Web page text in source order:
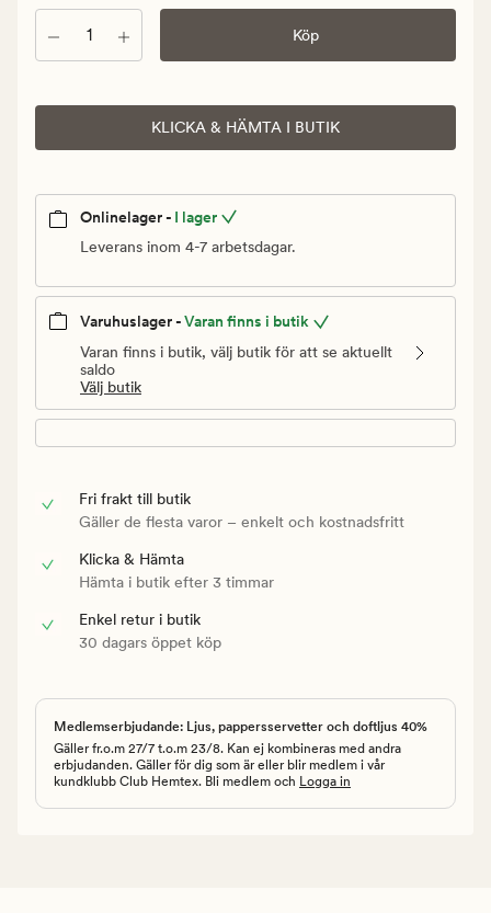
Antal Köp
KLICKA & HÄMTA I BUTIK
Onlinelager - I lager
Leverans inom 4-7 arbetsdagar.
Varuhuslager -Varan finns i butik
Varan finns i butik, välj butik för att se aktuellt
saldo
Välj butik
Fri frakt till butik
Gäller de flesta varor – enkelt och kostnadsfritt
Klicka & Hämta
Hämta i butik efter 3 timmar
Enkel retur i butik
30 dagars öppet köp
Medlemserbjudande: Ljus, pappersservetter och doftljus 40%
Gäller fr.o.m 27/7 t.o.m 23/8. Kan ej kombineras med andra
erbjudanden. Gäller för dig som är eller blir medlem i vår
kundklubb Club Hemtex. Bli medlem och Logga in